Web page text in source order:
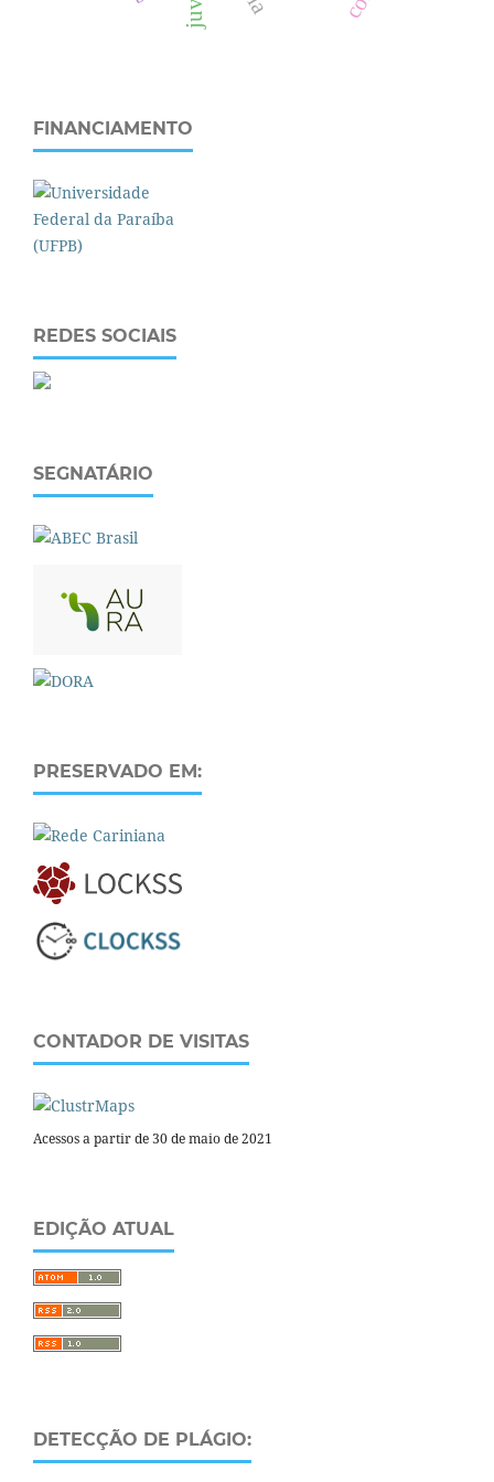
FINANCIAMENTO
REDES SOCIAIS
SEGNATÁRIO
PRESERVADO EM:
CONTADOR DE VISITAS
Acessos a partir de 30 de maio de 2021
EDIÇÃO ATUAL
DETECÇÃO DE PLÁGIO: